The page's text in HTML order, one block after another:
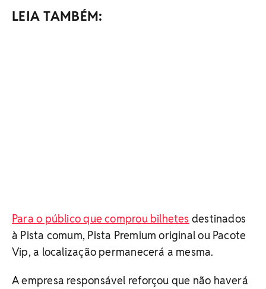
LEIA TAMBÉM:
Para o público que comprou bilhetes destinados
à Pista comum, Pista Premium original ou Pacote
Vip, a localização permanecerá a mesma.
A empresa responsável reforçou que não haverá